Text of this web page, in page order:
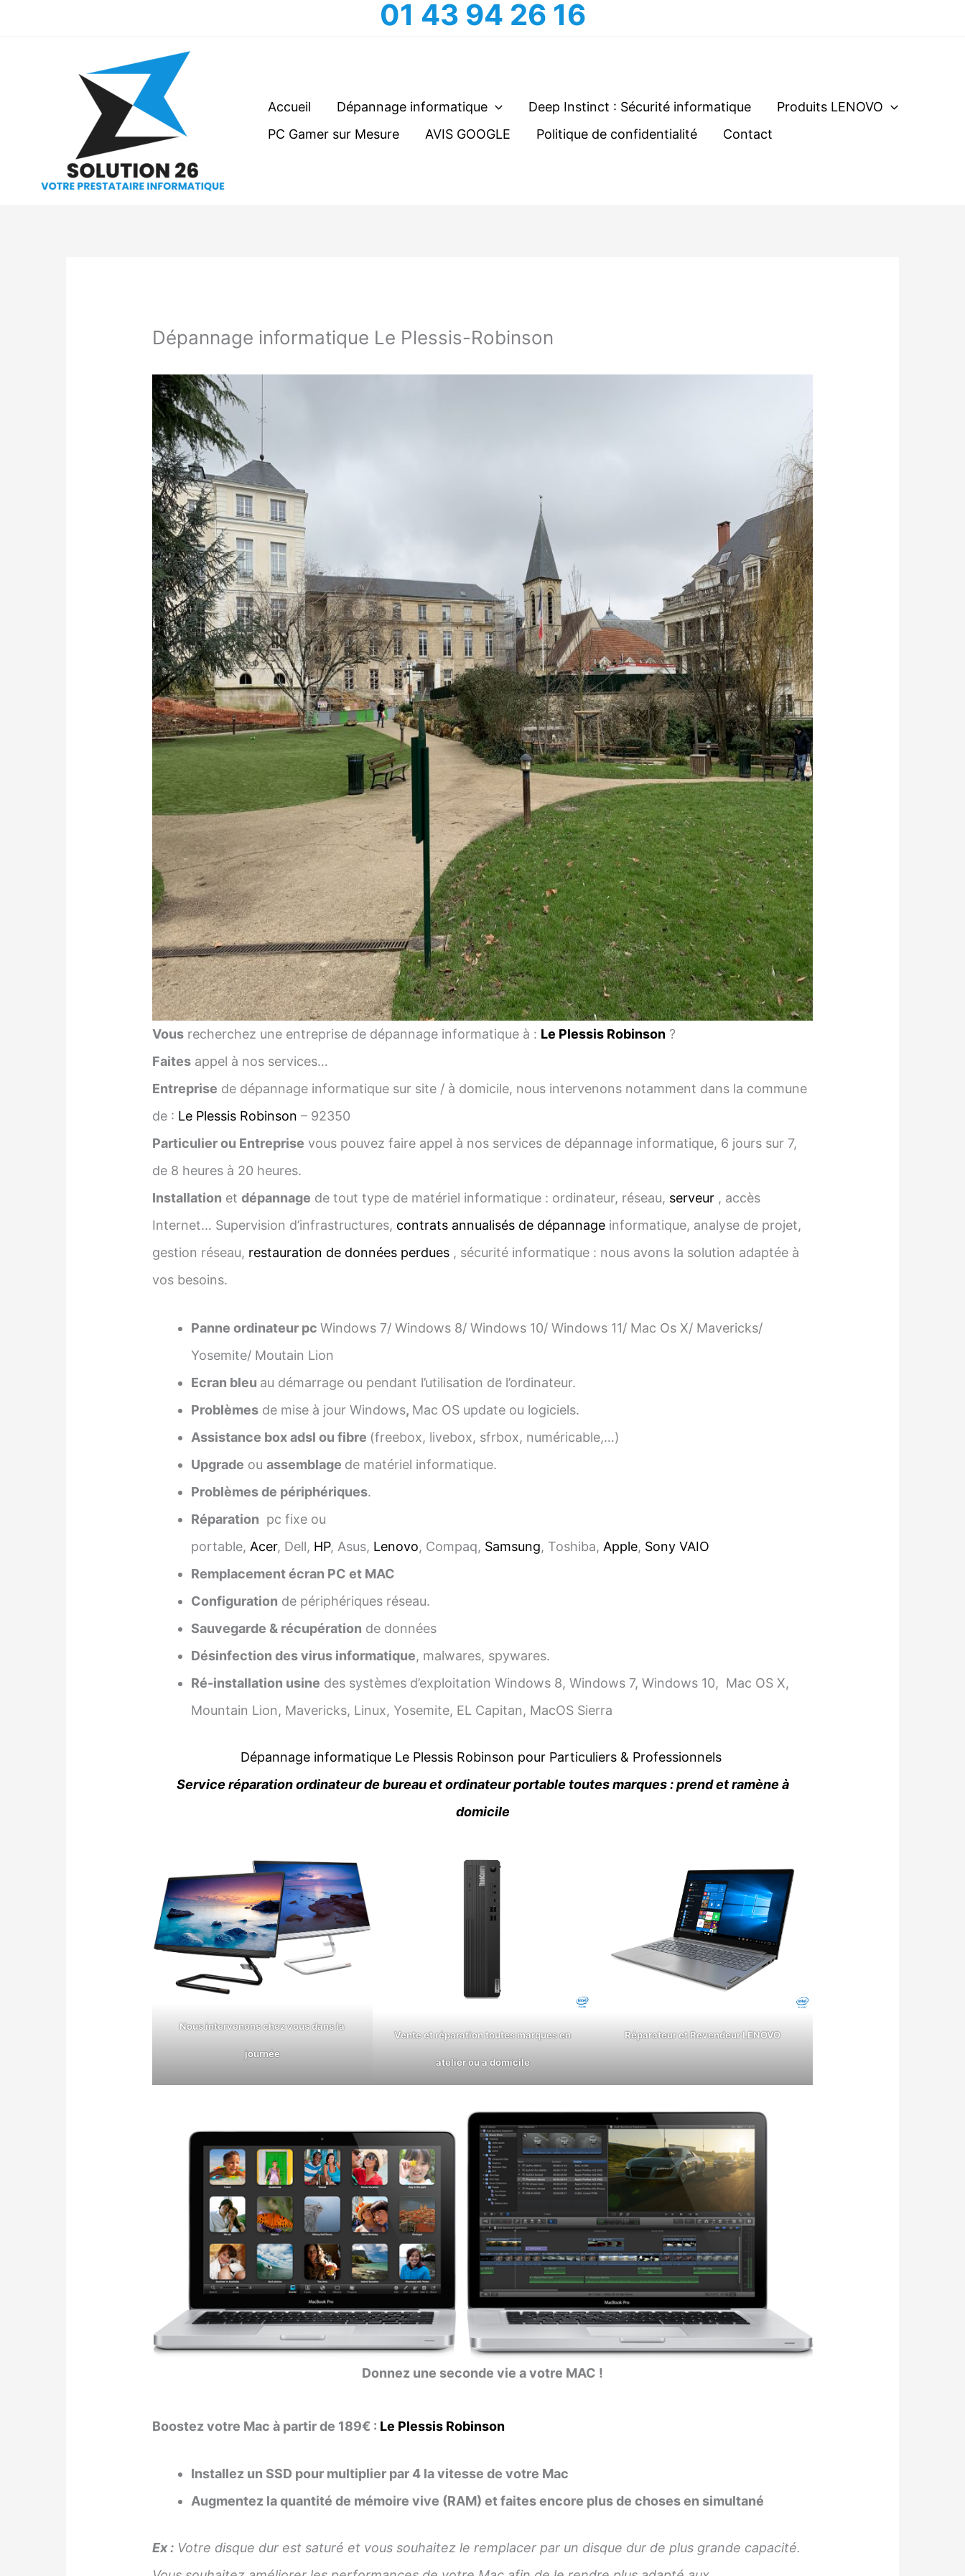
01 43 94 26 16
Accueil Dépannage informatique Deep Instinct : Sécurité informatique
Produits LENOVO
PC Gamer sur Mesure
AVIS GOOGLE Politique de confidentialité Contact
Dépannage informatique Le Plessis-Robinson
Vous recherchez une entreprise de dépannage informatique à : Le Plessis Robinson ?
Faites appel à nos services…
Entreprise de dépannage informatique sur site / à domicile, nous intervenons notamment dans la commune
de : Le Plessis Robinson – 92350
Particulier ou Entreprise vous pouvez faire appel à nos services de dépannage informatique, 6 jours sur 7,
de 8 heures à 20 heures.
Installation etdépannage de tout type de matériel informatique : ordinateur, réseau, serveur , accès
Internet… Supervision d’infrastructures, contrats annualisés de dépannage informatique, analyse de projet,
gestion réseau, restauration de données perdues , sécurité informatique : nous avons la solution adaptée à
vos besoins.
Panne ordinateur pcWindows 7/ Windows 8/ Windows 10/ Windows 11/ Mac Os X/ Mavericks/
Yosemite/ Moutain Lion
Ecran bleu au démarrage ou pendant l’utilisation de l’ordinateur.
Problèmes de mise à jour Windows, Mac OS update ou logiciels.
Assistance box adsl ou fibre (freebox, livebox, sfrbox, numéricable,…)
Upgrade ouassemblage de matériel informatique.
Problèmes de périphériques.
Réparation pc fixe ou
portable, Acer, Dell, HP, Asus, Lenovo, Compaq, Samsung, Toshiba, Apple, Sony VAIO
Remplacement écran PC et MAC
Configuration de périphériques réseau.
Sauvegarde & récupération de données
Désinfection des virus informatique, malwares, spywares.
Ré-installation usine des systèmes d’exploitation Windows 8, Windows 7, Windows 10, Mac OS X,
Mountain Lion, Mavericks, Linux, Yosemite, EL Capitan, MacOS Sierra
Dépannage informatique Le Plessis Robinson pour Particuliers & Professionnels
Service réparation ordinateur de bureau et ordinateur portable toutes marques : prend et ramène à
domicile
Nous intervenons chez vous dans la
journée
Vente et réparation toutes marques en
atelier ou a domicile
Réparateur et Revendeur LENOVO
Donnez une seconde vie a votre MAC !
Boostez votre Mac à partir de 189€ : Le Plessis Robinson
Installez un SSD pour multiplier par 4 la vitesse de votre Mac
Augmentez la quantité de mémoire vive (RAM) et faites encore plus de choses en simultané
Ex : Votre disque dur est saturé et vous souhaitez le remplacer par un disque dur de plus grande capacité.